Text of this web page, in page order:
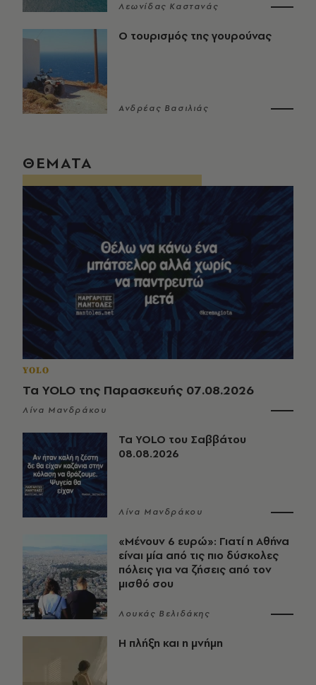
Λεωνίδας Καστανάς
Ο τουρισμός της γουρούνας
Ανδρέας Βασιλιάς
ΘΕΜΑΤΑ
YOLO
Τα YOLO της Παρασκευής 07.08.2026
Λίνα Μανδράκου
Τα YOLO του Σαββάτου
08.08.2026
Λίνα Μανδράκου
«Μένουν 6 ευρώ»: Γιατί η Αθήνα
είναι μία από τις πιο δύσκολες
πόλεις για να ζήσεις από τον
μισθό σου
Λουκάς Βελιδάκης
Η πλήξη και η μνήμη